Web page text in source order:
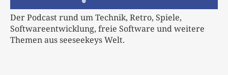
Der Podcast rund um Technik, Retro, Spiele,
Softwareentwicklung, freie Software und weitere
Themen aus seeseekeys Welt.